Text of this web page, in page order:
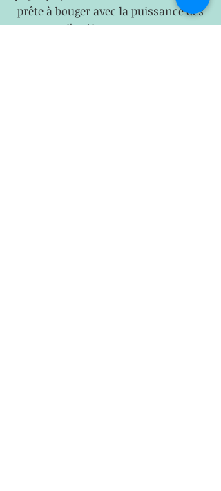
prête à bouger avec la puissance des
vibrations sonores.